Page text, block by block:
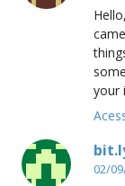
your
02/